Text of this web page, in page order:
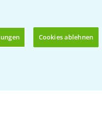
KONTAKT
T.+49
Cookies ablehnen